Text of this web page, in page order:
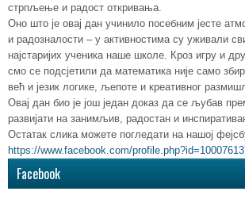
стрпљење и радост откривања.
Оно што је овај дан учинило посебним јесте
и радозналости – у активностима су уживали
најстаријих ученика наше школе. Кроз игру и
смо се подсјетили да математика није само
већ и језик логике, љепоте и креативног
Овај дан био је још један доказ да се љубав
развијати на занимљив, радостан и
Остатак слика можете погледати на нашој
https://www.facebook.com/
Facebook